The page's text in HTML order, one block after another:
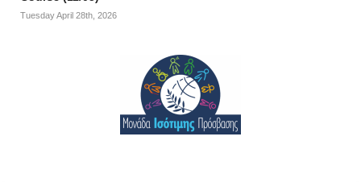
Tuesday April 28th, 2026